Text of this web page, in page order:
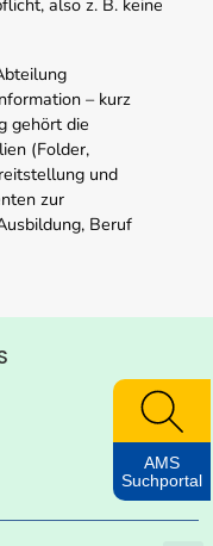
– kurz
gehört die
(Folder,
und
zur
Beruf
AMS
Suchportal